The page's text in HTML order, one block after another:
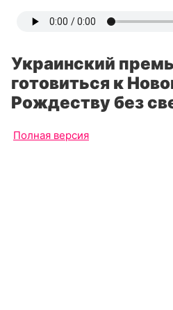
Украинский
готовиться к
Рождеству без
Полная версия